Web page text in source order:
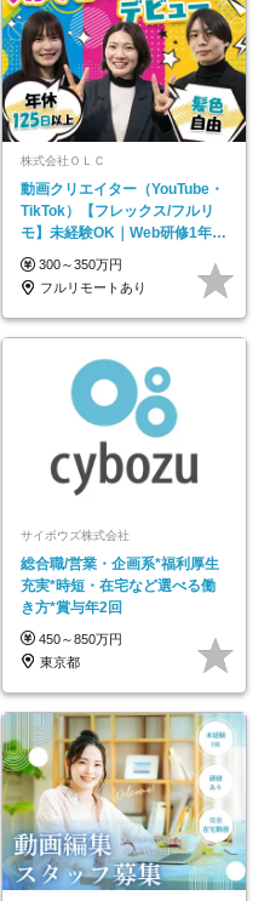
株式会社ＯＬＣ
動画クリエイター（YouTube・
TikTok）【フレックス/フルリ
モ】未経験OK｜Web研修1年間
｜副業OK
300～350万円
フルリモートあり
サイボウズ株式会社
総合職/営業・企画系*福利厚生
充実*時短・在宅など選べる働
き方*賞与年2回
450～850万円
東京都